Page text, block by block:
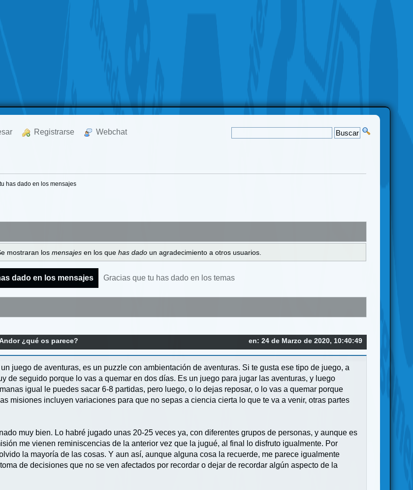
Registrarse Webchat
has dado en los mensajes
mostraran los mensajes en los que has dado un agradecimiento a otros usuarios.
dado en los mensajes Gracias que tu has dado en los temas
en: 24 de Marzo de 2020, 10:40:49
¿qué os parece?
juego de aventuras, es un puzzle con ambientación de aventuras. Si te gusta ese tipo de juego, a
de seguido porque lo vas a quemar en dos días. Es un juego para jugar las aventuras, y luego
igual le puedes sacar 6-8 partidas, pero luego, o lo dejas reposar, o lo vas a quemar porque
misiones incluyen variaciones para que no sepas a ciencia cierta lo que te va a venir, otras partes
muy bien. Lo habré jugado unas 20-25 veces ya, con diferentes grupos de personas, y aunque es
me vienen reminiscencias de la anterior vez que la jugué, al final lo disfruto igualmente. Por
la mayoría de las cosas. Y aun así, aunque alguna cosa la recuerde, me parece igualmente
de decisiones que no se ven afectados por recordar o dejar de recordar algún aspecto de la